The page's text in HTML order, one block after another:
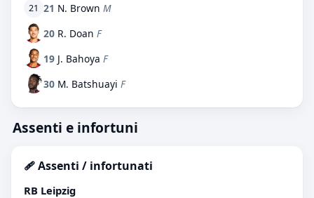
21 21 N. Brown M
20 R. Doan F
19 J. Bahoya F
30 M. Batshuayi F
Assenti e infortuni
🩹 Assenti / infortunati
RB Leipzig